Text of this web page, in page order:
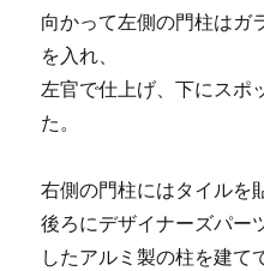
向かって左側の門柱はガ
を入れ、
左官で仕上げ、下にスポ
た。
右側の門柱にはタイルを
後ろにデザイナーズパー
したアルミ製の柱を建て